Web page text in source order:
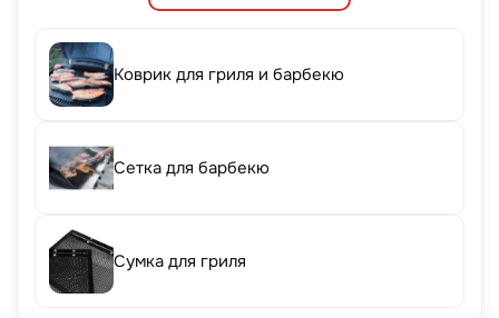
Коврик для гриля и барбекю
Сетка для барбекю
Сумка для гриля